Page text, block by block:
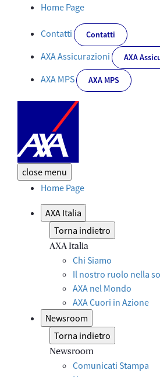
Dettaglio News - Corporate
Home Page
Contatti Contatti
AXA Assicurazioni AXA
AXA MPS AXA MPS
close menu
Home Page
AXA Italia
Torna indietro
AXA Italia
Chi Siamo
Il nostro ruolo nella
AXA nel Mondo
AXA Cuori in Azione
Newsroom
Torna indietro
Newsroom
Comunicati Stampa